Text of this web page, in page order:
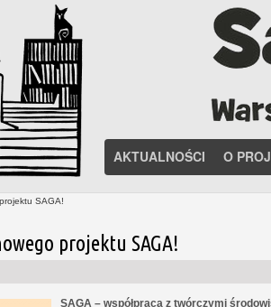
AKTUALNOŚCI O
SAGA!
projektu SAGA!
SAGA – współpraca z twórczymi